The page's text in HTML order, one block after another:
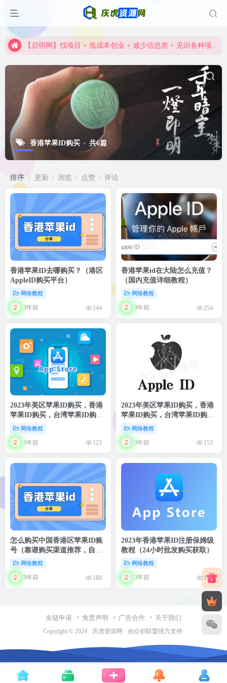
【启明网】找项目 + 低成本创业 + 减少信息差 + 见识各种项目 + 提升网创认知。
资深资源站，每天实时更新，海量资源一网打尽。
【启明网】找项目 + 低成本创业 + 减少信息差 + 见识各种项目 + 提升网创认知。
香港苹果ID购买 共6篇
排序 更新 浏览 点赞 评论
香港苹果ID去哪购买？（港区
AppleID购买平台）
网络教程
3年前 144
香港苹果id在大陆怎么充值？
（国内充值详细教程）
网络教程
3年前 254
2023年美区苹果ID购买，香港
苹果ID购买，台湾苹果ID购
买，日本苹果ID购买，韩国苹
果ID购买（24小时自助平台）
网络教程
3年前 123
2023年美区苹果ID购买，香港
苹果ID购买，台湾苹果ID购
买，日本苹果ID购买，韩国苹
果ID购买（24小时自助平台）
网络教程
3年前 153
怎么购买中国香港区苹果ID账
号（靠谱购买渠道推荐，自助
下单，自动发货）
网络教程
3年前 188
2023年香港苹果ID注册保姆级
教程（24小时批发购买获取）
网络教程
3年前 170
友链申请 免责声明 广告合作 关于我们
Copyright © 2024 · 庆虎资源网 · 由众创联盟强力支持.